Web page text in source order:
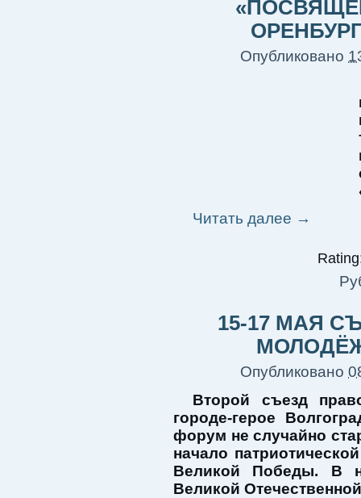
Опубликовано
Читать далее →
15-17 МАЯ
Опубликовано
Второй съезд
городе-герое
форум не случайно
начало
Великой Победы. В
Великой